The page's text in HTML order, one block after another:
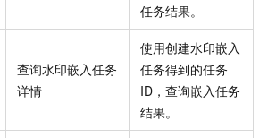
任务结果。
查询水印嵌入任务
详情
使用创建水印嵌入
任务得到的任务
ID，查询嵌入任务
结果。